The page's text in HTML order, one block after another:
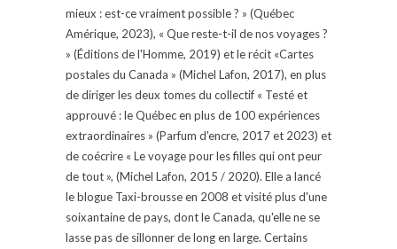
mieux : est-ce vraiment possible ? » (Québec
Amérique, 2023), « Que reste-t-il de nos voyages ?
» (Éditions de l'Homme, 2019) et le récit «Cartes
postales du Canada » (Michel Lafon, 2017), en plus
de diriger les deux tomes du collectif « Testé et
approuvé : le Québec en plus de 100 expériences
extraordinaires » (Parfum d'encre, 2017 et 2023) et
de coécrire « Le voyage pour les filles qui ont peur
de tout », (Michel Lafon, 2015 / 2020). Elle a lancé
le blogue Taxi-brousse en 2008 et visité plus d'une
soixantaine de pays, dont le Canada, qu'elle ne se
lasse pas de sillonner de long en large. Certains